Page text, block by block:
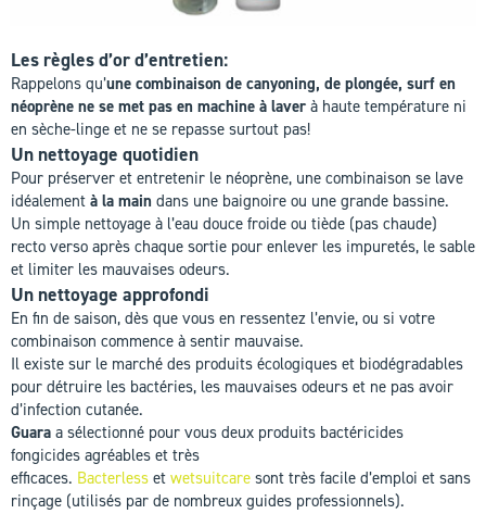
Les règles d’or d’entretien:
Rappelons qu’une combinaison de canyoning, de plongée, surf en
néoprène ne se met pas en machine à laver à haute température ni
en sèche-linge et ne se repasse surtout pas!
Un nettoyage quotidien
Pour préserver et entretenir le néoprène, une combinaison se lave
idéalement à la main dans une baignoire ou une grande bassine.
Un simple nettoyage à l’eau douce froide ou tiède (pas chaude)
recto verso après chaque sortie pour enlever les impuretés, le sable
et limiter les mauvaises odeurs.
Un nettoyage approfondi
En fin de saison, dès que vous en ressentez l’envie, ou si votre
combinaison commence à sentir mauvaise.
Il existe sur le marché des produits écologiques et biodégradables
pour détruire les bactéries, les mauvaises odeurs et ne pas avoir
d’infection cutanée.
Guara a sélectionné pour vous deux produits bactéricides
fongicides agréables et très
efficaces. Bacterless et wetsuitcare sont très facile d’emploi et sans
rinçage (utilisés par de nombreux guides professionnels).